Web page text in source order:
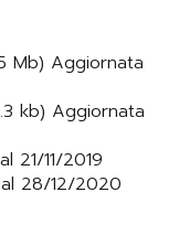
Mb) Aggiornata
kb) Aggiornata
21/11/2019
28/12/2020